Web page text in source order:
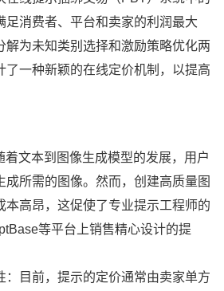
足消费者、平台和卖家的利润最大
解为未知类别选择和激励策略优化两
了一种新颖的在线定价机制，以提高
文本到图像生成模型的发展，用户
成所需的图像。然而，创建高质量图
本高昂，这促使了专业提示工程师的
等平台上销售精心设计的提
：目前，提示的定价通常由卖家单方